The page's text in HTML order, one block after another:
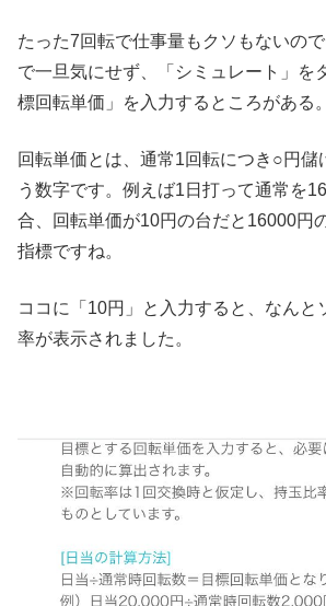
たった7回転で仕事量もクソもないの
で一旦気にせず、「シミュレート」を
標回転単価」を入力するところがある。
回転単価とは、通常1回転につき○円儲
う数字です。例えば1日打って通常を
合、回転単価が10円の台だと16000
指標ですね。
ココに「10円」と入力すると、なんと
率が表示されました。